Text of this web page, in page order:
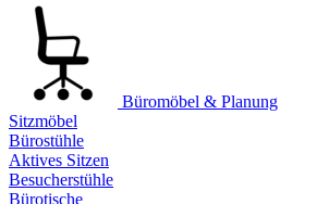
Büromöbel & Planung
Sitzmöbel
Bürostühle
Aktives Sitzen
Besucherstühle
Bürotische